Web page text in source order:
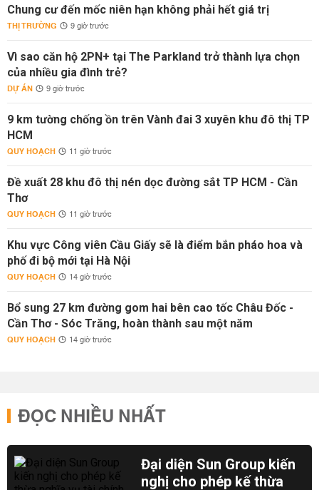
Chung cư đến mốc niên hạn không phải hết giá trị
THỊ TRƯỜNG 9 giờ trước
Vì sao căn hộ 2PN+ tại The Parkland trở thành lựa chọn
của nhiều gia đình trẻ?
DỰ ÁN 9 giờ trước
9 km tường chống ồn trên Vành đai 3 xuyên khu đô thị TP
HCM
QUY HOẠCH 11 giờ trước
Đề xuất 28 khu đô thị nén dọc đường sắt TP HCM - Cần
Thơ
QUY HOẠCH 11 giờ trước
Khu vực Công viên Cầu Giấy sẽ là điểm bắn pháo hoa và
phố đi bộ mới tại Hà Nội
QUY HOẠCH 14 giờ trước
Bổ sung 27 km đường gom hai bên cao tốc Châu Đốc -
Cần Thơ - Sóc Trăng, hoàn thành sau một năm
QUY HOẠCH 14 giờ trước
ĐỌC NHIỀU NHẤT
Đại diện Sun Group kiến
nghị cho phép kế thừa